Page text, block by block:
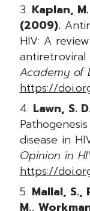
Kaplan,
(2009).
HIV: A
Academy of
https://
Lawn, S.
disease in
Opinion in
https://
Mallal, S.,
M.,